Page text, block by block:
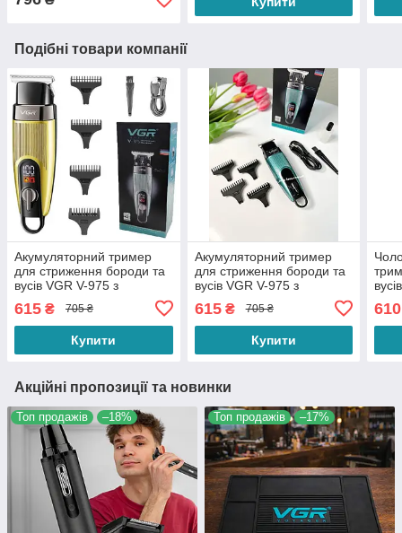
Подібні товари компанії
Акумуляторний тример
для стриження бороди та
вусів VGR V-975 з
насадками 1-4 мм Жовта
615 ₴ 705 ₴
Купити
Акумуляторний тример
для стриження бороди та
вусів VGR V-975 з
насадками 1-4 мм
615₴ 705 ₴
Купити
мм
610
Акційні пропозиції та новинки
Топ продажів –18% Топ продажів –17%